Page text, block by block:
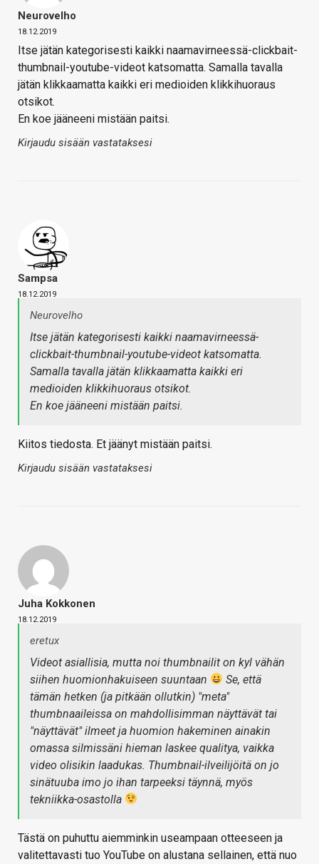
Neurovelho
18.12.2019
Itse jätän kategorisesti kaikki naamavirneessä-clickbait-
thumbnail-youtube-videot katsomatta. Samalla tavalla
jätän klikkaamatta kaikki eri medioiden klikkihuoraus
otsikot.
En koe jääneeni mistään paitsi.
Kirjaudu sisään vastataksesi
Sampsa
18.12.2019
Neurovelho
Itse jätän kategorisesti kaikki naamavirneessä-
clickbait-thumbnail-youtube-videot katsomatta.
Samalla tavalla jätän klikkaamatta kaikki eri
medioiden klikkihuoraus otsikot.
En koe jääneeni mistään paitsi.
Kiitos tiedosta. Et jäänyt mistään paitsi.
Kirjaudu sisään vastataksesi
Juha Kokkonen
18.12.2019
eretux
Videot asiallisia, mutta noi thumbnailit on kyl vähän
siihen huomionhakuiseen suuntaan
Se, että
tämän hetken (ja pitkään ollutkin) "meta"
thumbnaaileissa on mahdollisimman näyttävät tai
"näyttävät" ilmeet ja huomion hakeminen ainakin
omassa silmissäni hieman laskee qualitya, vaikka
video olisikin laadukas. Thumbnail-ilveilijöitä on jo
sinätuuba imo jo ihan tarpeeksi täynnä, myös
tekniikka-osastolla
Tästä on puhuttu aiemminkin useampaan otteeseen ja
valitettavasti tuo YouTube on alustana sellainen, että nuo